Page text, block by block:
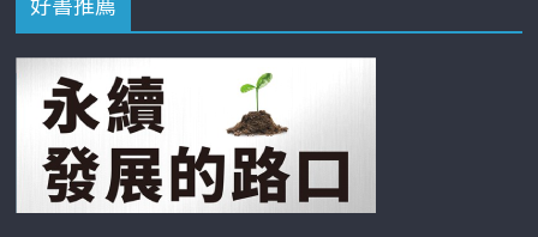
好書推薦